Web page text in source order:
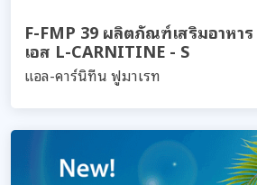
F-FMP 39 ผลิตภัณฑ์เสริมอาหา
เอส L-CARNITINE - S
แอล-คาร์นิทีน ฟูมาเรท